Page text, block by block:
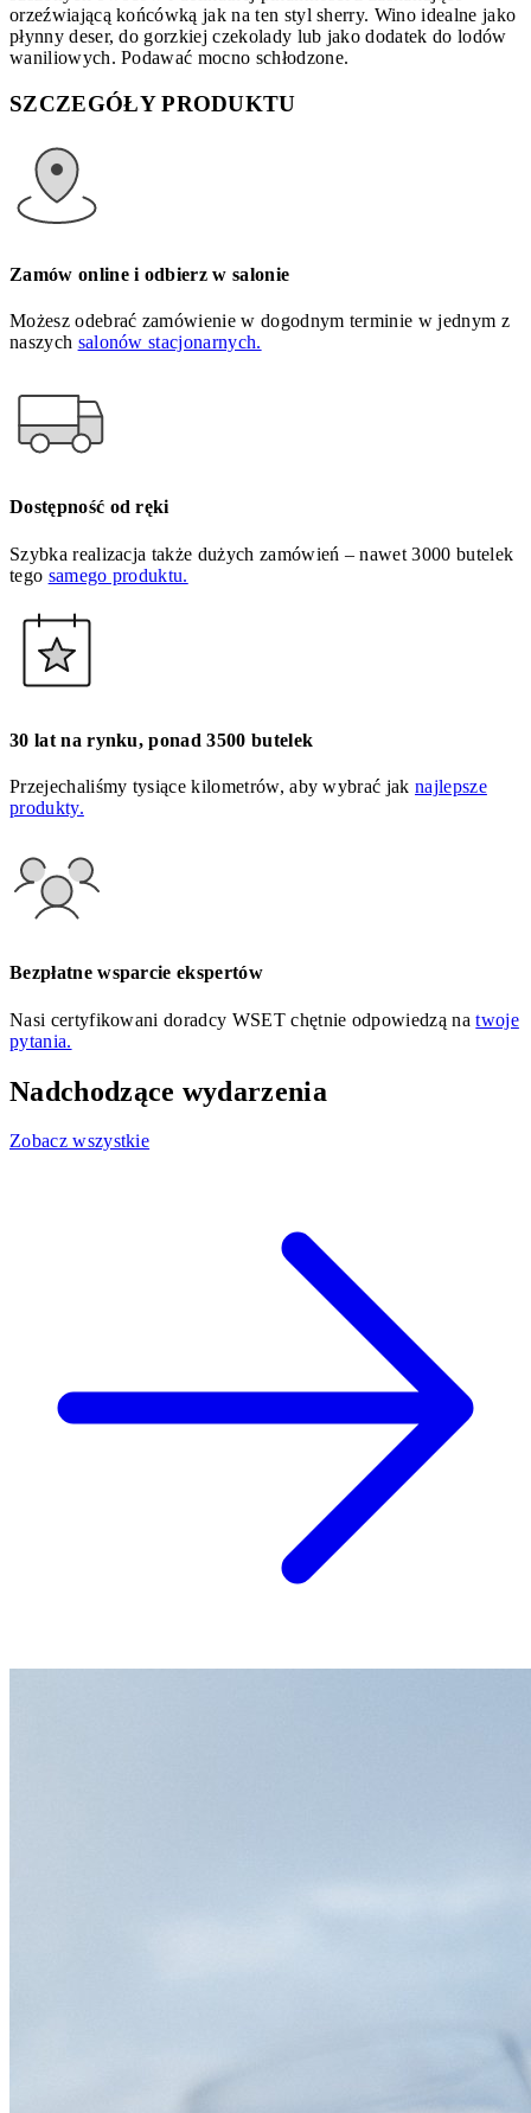
orzeźwiającą końcówką jak na ten styl sherry. Wino idealne jako
płynny deser, do gorzkiej czekolady lub jako dodatek do lodów
waniliowych. Podawać mocno schłodzone.
SZCZEGÓŁY PRODUKTU
Zamów online i odbierz w salonie
Możesz odebrać zamówienie w dogodnym terminie w jednym z
naszych salonów stacjonarnych.
Dostępność od ręki
Szybka realizacja także dużych zamówień – nawet 3000 butelek
tego samego produktu.
30 lat na rynku, ponad 3500 butelek
Przejechaliśmy tysiące kilometrów, aby wybrać jaknajlepsze
produkty.
Bezpłatne wsparcie ekspertów
Nasi certyfikowani doradcy WSET chętnie odpowiedzą natwoje
pytania.
Nadchodzące wydarzenia
Zobacz wszystkie